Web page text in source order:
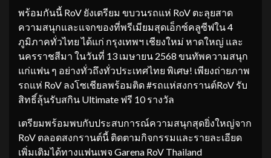
พร้อมกันนี้ RoV ยังเตรียม ขบวนรถแห่ RoV ตะลุยสาด
ความสนุกและแจกของที่พรีเมียมสุดเอ็กซ์คลูซีฟใน 4
ภูมิภาคทั่วไทย ได้แก่ กรุงเทพฯ เชียงใหม่ หาดใหญ่ และ
นครราชสีมา ในวันที่ 13 เมษายน 2568 ขนทัพความสนุก
แก่แฟน ๆ อย่างทั่วถึงทั่วประเทศไทย พิเศษ! เพียงถ่ายภาพ
รถแห่ RoV ลงโซเชียลพร้อมติด #รถแห่สงกรานต์RoV รับ
สิทธิ์ลุ้นรับสกิน Ultimate ฟรี 10 รางวัล
เตรียมพร้อมพบกับประสบการณ์ความสนุกสุดยิ่งใหญ่จาก
RoV ตลอดสงกรานต์นี้ ติดตามกิจกรรมและรายละเอียด
เพิ่มเติมได้ทางแฟนเพจ Garena RoV Thailand